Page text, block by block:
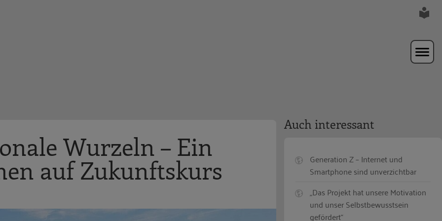
Wurzeln – Ein
auf Zukunftskurs
Auch interessant
Generation Z – Internet und
Smartphone sind unverzichtbar
„Das Projekt hat unsere Motivation
und unser Selbstbewusstsein
gefördert“